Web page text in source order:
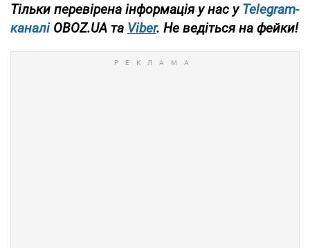
Тільки перевірена інформація у нас уTelegram-
каналіOBOZ.UA та Viber. Не ведіться на фейки!